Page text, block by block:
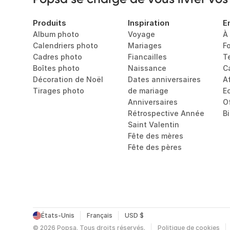
Produits
Album photo
Calendriers photo
Cadres photo
Boîtes photo
Décoration de Noël
Tirages photo
Inspiration
Voyage
Mariages
Fiancailles
Naissance
Dates anniversaires
de mariage
Anniversaires
Rétrospective Année
Saint Valentin
Fête des mères
Fête des pères
À
États-Unis Français
USD $
© 2026 Popsa. Tous droits réservés. Politique de cookies